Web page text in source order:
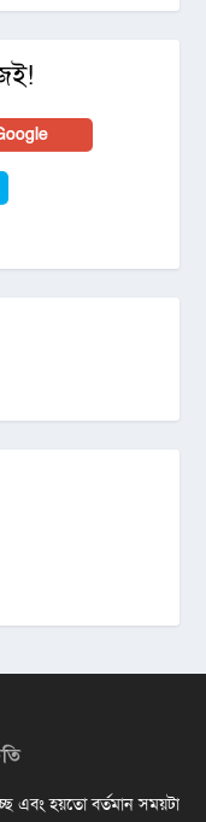
এবং হয়তো বর্তমান সময়টা